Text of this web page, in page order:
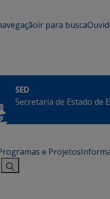
ir para busca
SED
Secretaria de Estado de
e Projetos